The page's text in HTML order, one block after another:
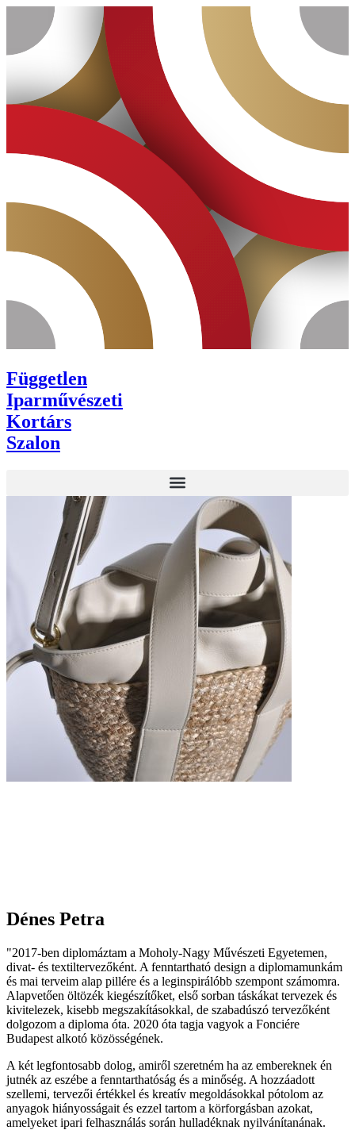
tartalomhoz
Független
Iparművészeti
Kortárs
Szalon
Dénes Petra
"2017-ben diplomáztam a Moholy-Nagy Művészeti Egyetemen,
divat- és textiltervezőként. A fenntartható design a diplomamunkám
és mai terveim alap pillére és a leginspirálóbb szempont számomra.
Alapvetően öltözék kiegészítőket, első sorban táskákat tervezek és
kivitelezek, kisebb megszakításokkal, de szabadúszó tervezőként
dolgozom a diploma óta. 2020 óta tagja vagyok a Fonciére
Budapest alkotó közösségének.
A két legfontosabb dolog, amiről szeretném ha az embereknek én
jutnék az eszébe a fenntarthatóság és a minőség. A hozzáadott
szellemi, tervezői értékkel és kreatív megoldásokkal pótolom az
anyagok hiányosságait és ezzel tartom a körforgásban azokat,
amelyeket ipari felhasználás során hulladéknak nyilvánítanának.